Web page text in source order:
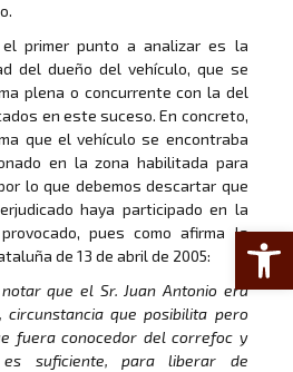
Abrir
primer punto a analizar es la
del dueño del vehículo, que se
plena o concurrente con la del
en este suceso. En concreto,
que el vehículo se encontraba
en la zona habilitada para
lo que debemos descartar que
haya participado en la
pues como afirma la
de 13 de abril de 2005:
que el Sr. Juan Antonio era
circunstancia que posibilita pero
fuera conocedor del correfoc y
suficiente, para liberar de